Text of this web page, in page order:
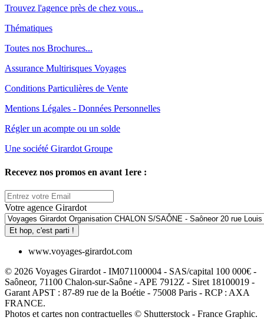
Trouvez l'agence près de chez vous...
Thématiques
Toutes nos Brochures...
Assurance Multirisques Voyages
Conditions Particulières de Vente
Mentions Légales - Données Personnelles
Régler un acompte ou un solde
Une société Girardot Groupe
Recevez nos promos en avant 1ere :
Votre agence Girardot
Et hop, c'est parti !
www.voyages-girardot.com
© 2026 Voyages Girardot - IM071100004 - SAS/capital 100 000€ -
Saôneor, 71100 Chalon-sur-Saône - APE 7912Z - Siret 18100019 -
Garant APST : 87-89 rue de la Boétie - 75008 Paris - RCP : AXA
FRANCE.
Photos et cartes non contractuelles © Shutterstock - France Graphic.